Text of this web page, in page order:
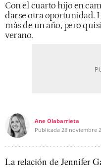
Con el cuarto hijo en
darse otra oportunidad.
más de un año, pero
verano.
Ane Olabarrieta
Publicada 28 noviembre
La relación de Jennifer